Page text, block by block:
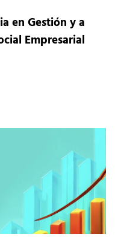
en Gestión y a
Empresarial